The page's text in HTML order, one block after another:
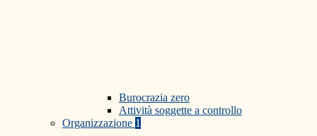
Burocrazia zero
Attività soggette a controllo
Organizzazione 1